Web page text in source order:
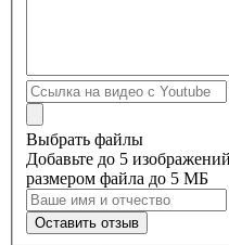
Выбрать файлы
Добавьте до 5
размером файла до 5 МБ
Оставить отзыв